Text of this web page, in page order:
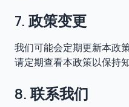
7. 政策变更
我们可能会定期更新本政
请定期查看本政策以保持知
8. 联系我们